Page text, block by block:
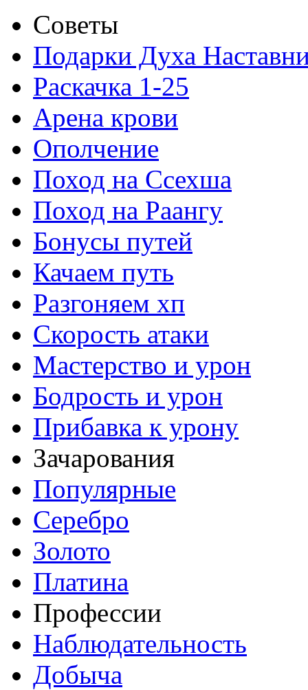
Советы
Подарки Духа
Раскачка 1-25
Арена крови
Ополчение
Поход на Ссехша
Поход на Раангу
Бонусы путей
Качаем путь
Разгоняем хп
Скорость атаки
Мастерство и урон
Бодрость и урон
Прибавка к урону
Зачарования
Популярные
Серебро
Золото
Платина
Профессии
Наблюдательность
Добыча